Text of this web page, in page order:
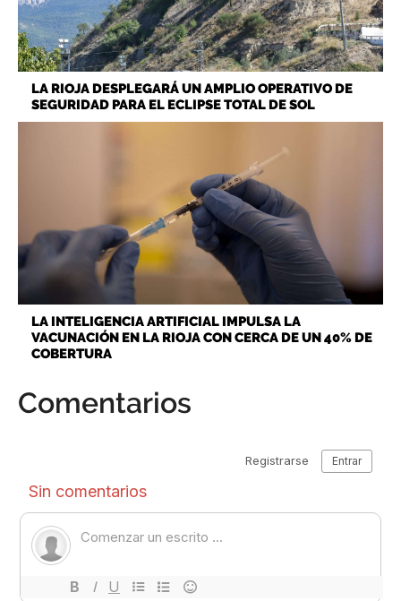
LA RIOJA DESPLEGARÁ UN AMPLIO OPERATIVO DE
SEGURIDAD PARA EL ECLIPSE TOTAL DE SOL
LA INTELIGENCIA ARTIFICIAL IMPULSA LA
VACUNACIÓN EN LA RIOJA CON CERCA DE UN 40% DE
COBERTURA
Comentarios